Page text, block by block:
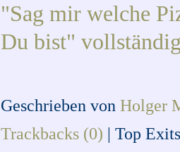
"Sag mir welche
Du bist"
Geschrieben vonHolger
Trackbacks (0) | Top